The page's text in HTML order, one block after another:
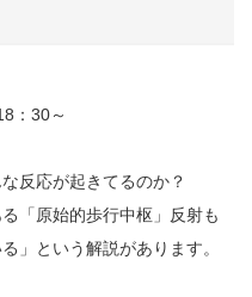
：30～
反応が起きてるのか？
「原始的歩行中枢」反射も
」という解説があります。